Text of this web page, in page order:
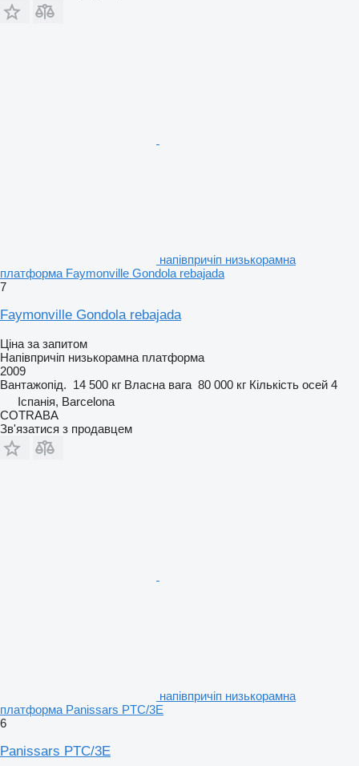
напівпричіп низькорамна
платформа Faymonville Gondola rebajada
7
Faymonville Gondola rebajada
Ціна за запитом
Напівпричіп низькорамна платформа
2009
Вантажопід. 14 500 кг Власна вага 80 000 кг Кількість осей 4
Іспанія, Barcelona
COTRABA
Зв'язатися з продавцем
напівпричіп низькорамна
платформа Panissars PTC/3E
6
Panissars PTC/3E